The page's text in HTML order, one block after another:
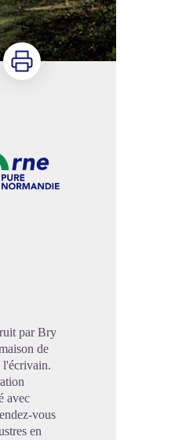
Imprimer
par Bry
de
l'écrivain.
avec
vous
en